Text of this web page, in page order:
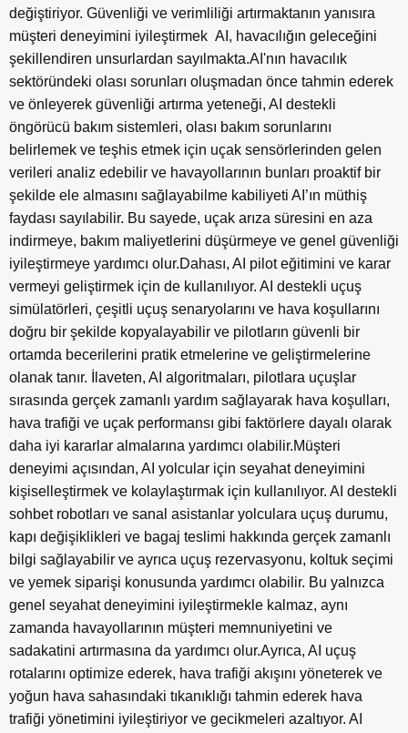
değiştiriyor. Güvenliği ve verimliliği artırmaktanın yanısıra
müşteri deneyimini iyileştirmek AI, havacılığın geleceğini
şekillendiren unsurlardan sayılmakta.AI'nın havacılık
sektöründeki olası sorunları oluşmadan önce tahmin ederek
ve önleyerek güvenliği artırma yeteneği, AI destekli
öngörücü bakım sistemleri, olası bakım sorunlarını
belirlemek ve teşhis etmek için uçak sensörlerinden gelen
verileri analiz edebilir ve havayollarının bunları proaktif bir
şekilde ele almasını sağlayabilme kabiliyeti AI’ın müthiş
faydası sayılabilir. Bu sayede, uçak arıza süresini en aza
indirmeye, bakım maliyetlerini düşürmeye ve genel güvenliği
iyileştirmeye yardımcı olur.Dahası, AI pilot eğitimini ve karar
vermeyi geliştirmek için de kullanılıyor. AI destekli uçuş
simülatörleri, çeşitli uçuş senaryolarını ve hava koşullarını
doğru bir şekilde kopyalayabilir ve pilotların güvenli bir
ortamda becerilerini pratik etmelerine ve geliştirmelerine
olanak tanır. İlaveten, AI algoritmaları, pilotlara uçuşlar
sırasında gerçek zamanlı yardım sağlayarak hava koşulları,
hava trafiği ve uçak performansı gibi faktörlere dayalı olarak
daha iyi kararlar almalarına yardımcı olabilir.Müşteri
deneyimi açısından, AI yolcular için seyahat deneyimini
kişiselleştirmek ve kolaylaştırmak için kullanılıyor. AI destekli
sohbet robotları ve sanal asistanlar yolculara uçuş durumu,
kapı değişiklikleri ve bagaj teslimi hakkında gerçek zamanlı
bilgi sağlayabilir ve ayrıca uçuş rezervasyonu, koltuk seçimi
ve yemek siparişi konusunda yardımcı olabilir. Bu yalnızca
genel seyahat deneyimini iyileştirmekle kalmaz, aynı
zamanda havayollarının müşteri memnuniyetini ve
sadakatini artırmasına da yardımcı olur.Ayrıca, AI uçuş
rotalarını optimize ederek, hava trafiği akışını yöneterek ve
yoğun hava sahasındaki tıkanıklığı tahmin ederek hava
trafiği yönetimini iyileştiriyor ve gecikmeleri azaltıyor. AI